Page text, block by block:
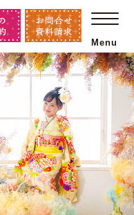
Menu